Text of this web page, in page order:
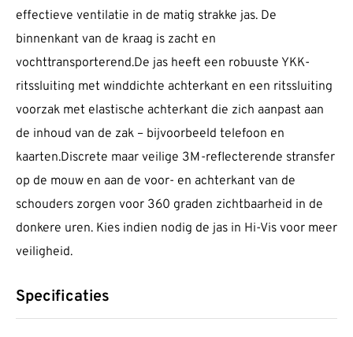
effectieve ventilatie in de matig strakke jas. De
binnenkant van de kraag is zacht en
vochttransporterend.De jas heeft een robuuste YKK-
ritssluiting met winddichte achterkant en een ritssluiting
voorzak met elastische achterkant die zich aanpast aan
de inhoud van de zak – bijvoorbeeld telefoon en
kaarten.Discrete maar veilige 3M-reflecterende stransfer
op de mouw en aan de voor- en achterkant van de
schouders zorgen voor 360 graden zichtbaarheid in de
donkere uren. Kies indien nodig de jas in Hi-Vis voor meer
veiligheid.
Specificaties